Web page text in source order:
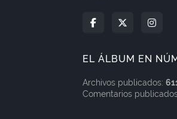
EL ÁLBUM EN
Archivos publicados:
Comentarios